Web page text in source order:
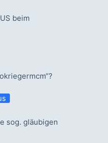
beim
sog. gläubigen